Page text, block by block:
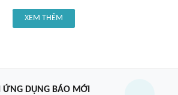
XEM THÊM
ỨNG DỤNG BÁO MỚI